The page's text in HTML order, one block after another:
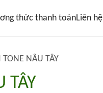
thức thanh toánLiên hệ
NÂU TÂY
TÂY